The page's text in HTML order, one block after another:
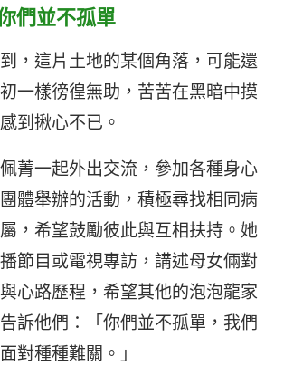
們並不孤單
，這片土地的某個角落，可能還
一樣徬徨無助，苦苦在黑暗中摸
到揪心不已。
菁一起外出交流，參加各種身心
體舉辦的活動，積極尋找相同病
，希望鼓勵彼此與互相扶持。她
節目或電視專訪，講述母女倆對
心路歷程，希望其他的泡泡龍家
訴他們：「你們並不孤單，我們
對種種難關。」